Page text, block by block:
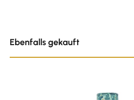
Ebenfalls gekauft